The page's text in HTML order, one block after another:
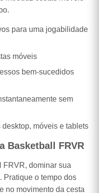
para uma jogabilidade
móveis
bem-sucedidos
sem
móveis e tablets
Basketball FRVR
FRVR, dominar sua
Pratique o tempo dos
no movimento da cesta